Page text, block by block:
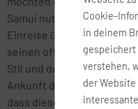
Samui nutzen. Das
Einreise über Bangkok.
seinen offenen,
Stil und den gepflegten
Ankunft das richtige
dass dieser Airport
Cookie-
in deinem
gespeichert
verstehen,
der